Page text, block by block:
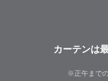
カーテンは
※正午まで